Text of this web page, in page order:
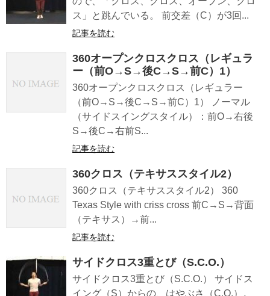
ス」と跳んでいる。 前交差（C）が3回...
記事を読む
360オープンクロスクロス（レギュラ
ー（前O→S→後C→S→前C）1）
360オープンクロスクロス（レギュラー
（前O→S→後C→S→前C）1） ノーマル
（サイドスイングスタイル）：前O→右後
S→後C→右前S...
記事を読む
360クロス（テキサススタイル2）
360クロス（テキサススタイル2） 360
Texas Style with criss cross 前C→S→背面
（テキサス）→前...
記事を読む
サイドクロス3重とび（S.C.O.）
サイドクロス3重とび（S.C.O.） サイドス
イング（S）からの、はやぶさ（C.O.）。